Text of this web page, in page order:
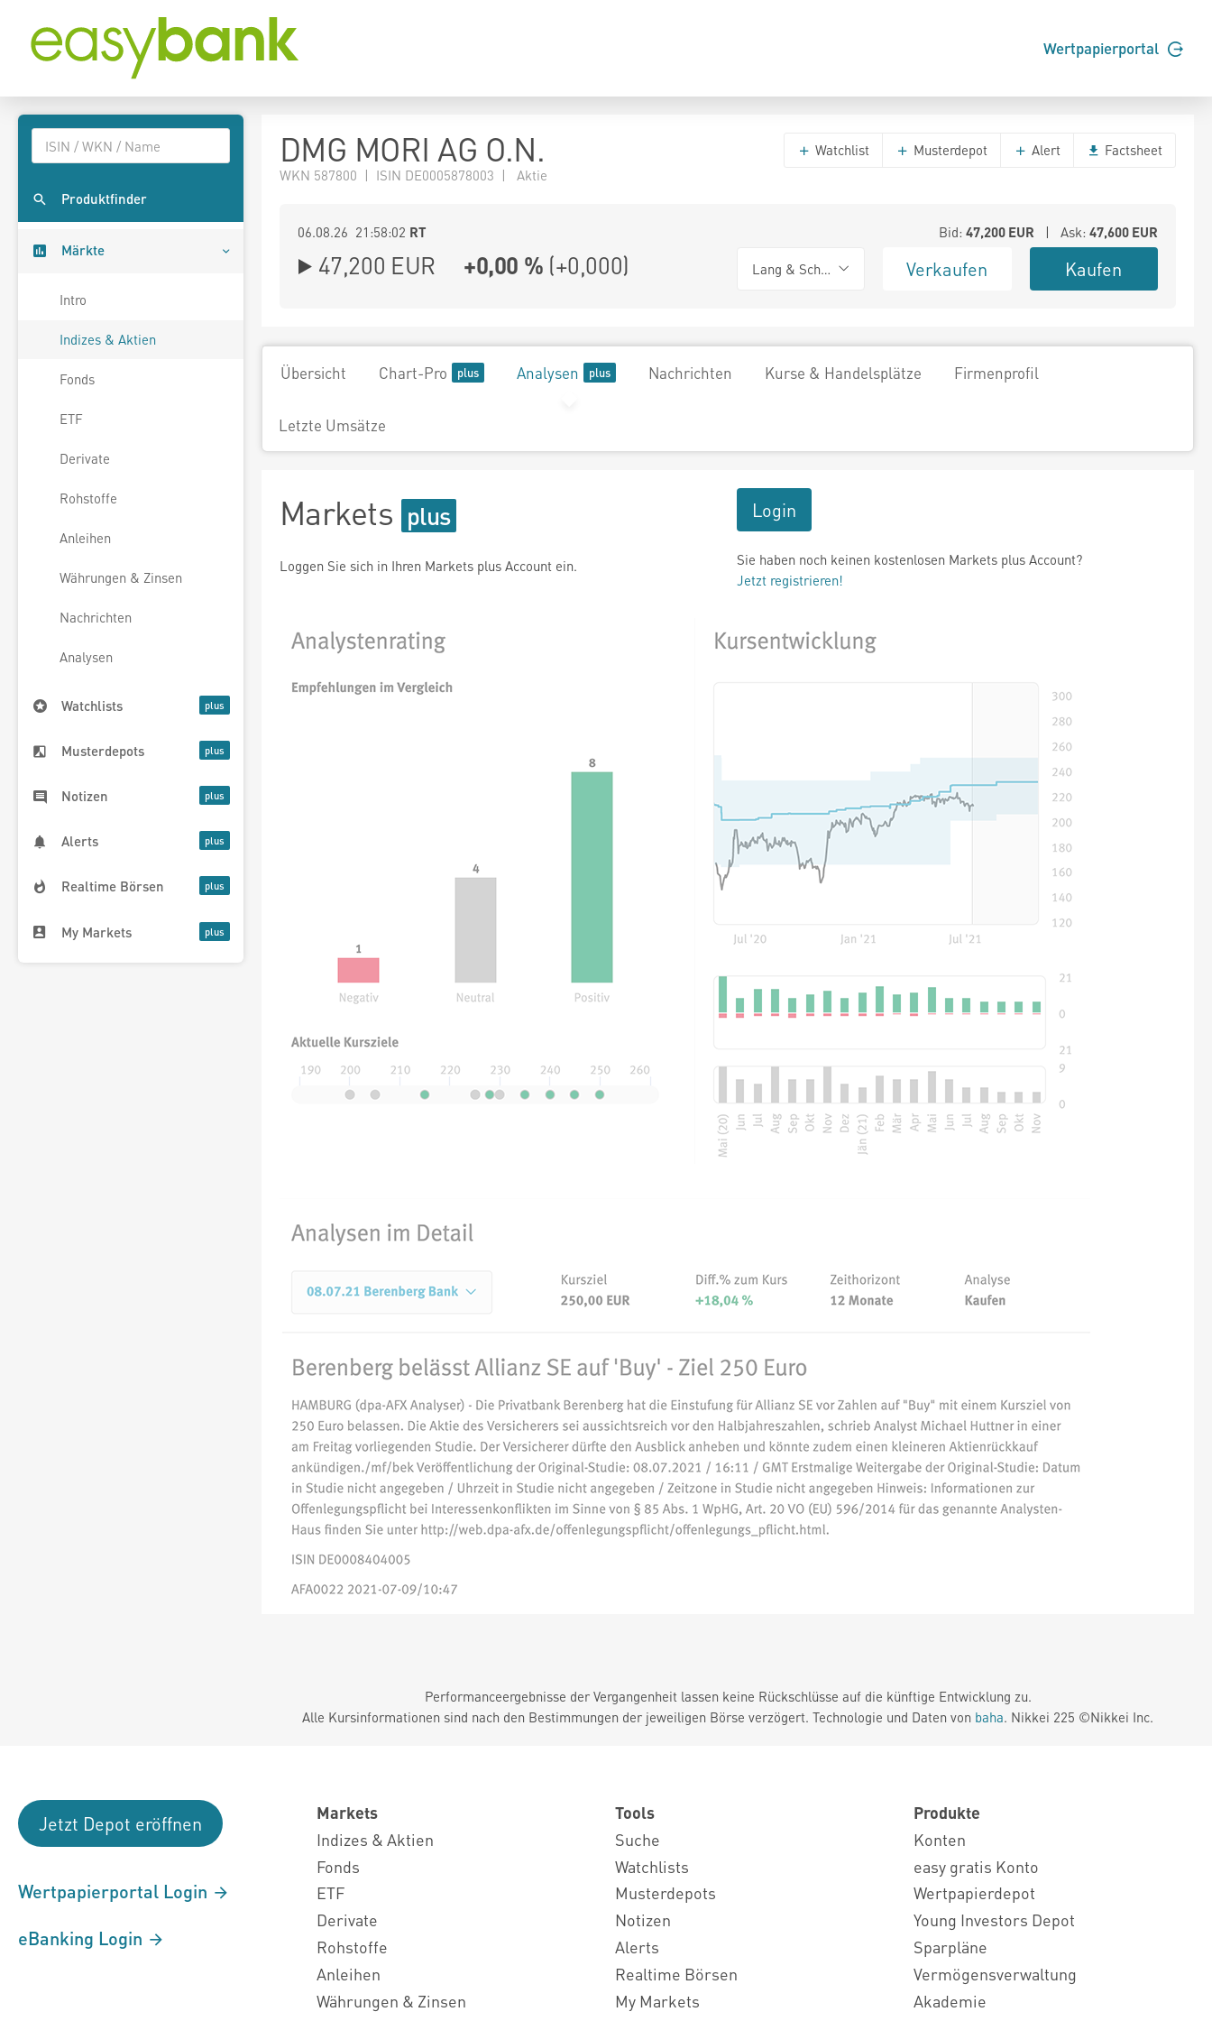
Wertpapierportal
Produktfinder
Märkte
Intro
Indizes & Aktien
Fonds
ETF
Derivate
Rohstoffe
Anleihen
Währungen & Zinsen
Nachrichten
Analysen
Watchlists
Musterdepots
Notizen
Alerts
Realtime Börsen
My Markets
DMG MORI AG O.N.
WKN 587800 | ISIN DE0005878003 | Aktie
Watchlist Musterdepot Alert Factsheet
06.08.26 21:58:02 RT Bid: 47,200EUR | Ask: 47,600EUR
47,200 EUR +0,00 % (+0,000) Lang & Schwarz Verkaufen Kaufen
Übersicht Chart-Pro Analysen Nachrichten Kurse & Handelsplätze Firmenprofil
Letzte Umsätze
Markets
Loggen Sie sich in Ihren Markets plus Account ein.
Login
Sie haben noch keinen kostenlosen Markets plus Account?
Jetzt registrieren!
Performanceergebnisse der Vergangenheit lassen keine Rückschlüsse auf die künftige Entwicklung zu.
Alle Kursinformationen sind nach den Bestimmungen der jeweiligen Börse verzögert. Technologie und Daten von baha. Nikkei 225 ©Nikkei Inc.
Jetzt Depot eröffnen
Wertpapierportal Login
eBanking Login
Markets
Indizes & Aktien
Fonds
ETF
Derivate
Rohstoffe
Anleihen
Währungen & Zinsen
Tools
Suche
Watchlists
Musterdepots
Notizen
Alerts
Realtime Börsen
My Markets
Produkte
Konten
easy gratis Konto
Wertpapierdepot
Young Investors Depot
Sparpläne
Vermögensverwaltung
Akademie